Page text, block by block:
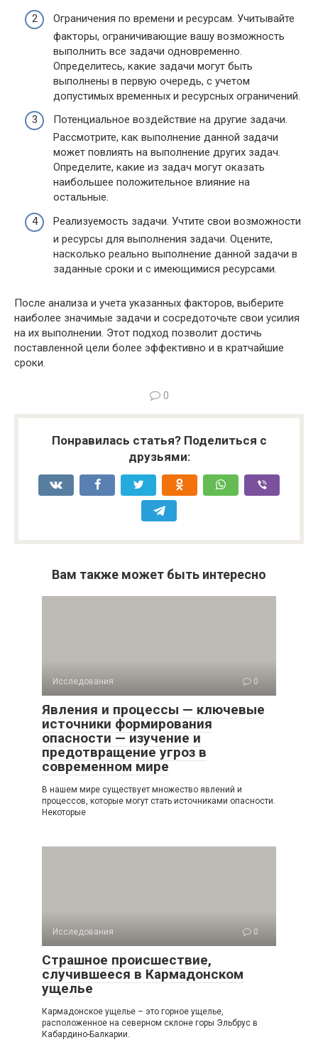
Ограничения по времени и ресурсам. Учитывайте
факторы, ограничивающие вашу возможность
выполнить все задачи одновременно.
Определитесь, какие задачи могут быть
выполнены в первую очередь, с учетом
допустимых временных и ресурсных ограничений.
Потенциальное воздействие на другие задачи.
Рассмотрите, как выполнение данной задачи
может повлиять на выполнение других задач.
Определите, какие из задач могут оказать
наибольшее положительное влияние на
остальные.
Реализуемость задачи. Учтите свои возможности
и ресурсы для выполнения задачи. Оцените,
насколько реально выполнение данной задачи в
заданные сроки и с имеющимися ресурсами.
После анализа и учета указанных факторов, выберите
наиболее значимые задачи и сосредоточьте свои усилия
на их выполнении. Этот подход позволит достичь
поставленной цели более эффективно и в кратчайшие
сроки.
0
Понравилась статья? Поделиться с
друзьями:
Вам также может быть интересно
Исследования 0
Явления и процессы — ключевые
источники формирования
опасности — изучение и
предотвращение угроз в
современном мире
В нашем мире существует множество явлений и
процессов, которые могут стать источниками опасности.
Некоторые
Исследования 0
Страшное происшествие,
случившееся в Кармадонском
ущелье
Кармадонское ущелье – это горное ущелье,
расположенное на северном склоне горы Эльбрус в
Кабардино-Балкарии.